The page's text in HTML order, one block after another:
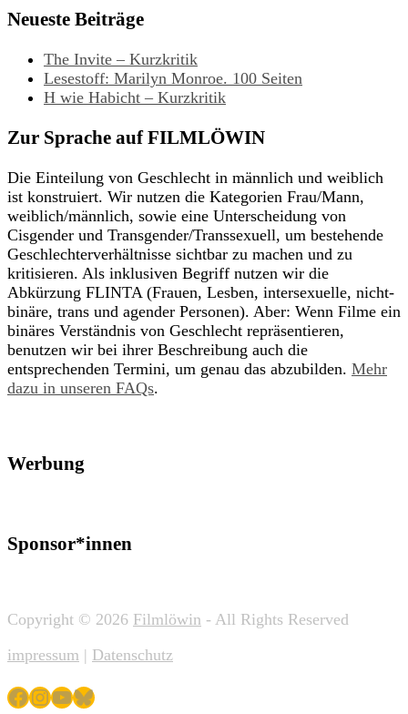
Neueste Beiträge
The Invite – Kurzkritik
Lesestoff: Marilyn Monroe. 100 Seiten
H wie Habicht – Kurzkritik
Zur Sprache auf FILMLÖWIN
Die Einteilung von Geschlecht in männlich und weiblich
ist konstruiert. Wir nutzen die Kategorien Frau/Mann,
weiblich/männlich, sowie eine Unterscheidung von
Cisgender und Transgender/Transsexuell, um bestehende
Geschlechterverhältnisse sichtbar zu machen und zu
kritisieren. Als inklusiven Begriff nutzen wir die
Abkürzung FLINTA (Frauen, Lesben, intersexuelle, nicht-
binäre, trans und agender Personen). Aber: Wenn Filme ein
binäres Verständnis von Geschlecht repräsentieren,
benutzen wir bei ihrer Beschreibung auch die
entsprechenden Termini, um genau das abzubilden. Mehr
dazu in unseren FAQs.
Werbung
Sponsor*innen
Copyright © 2026 Filmlöwin - All Rights Reserved
impressum | Datenschutz
Facebook
Instagram
YouTube
Bluesky